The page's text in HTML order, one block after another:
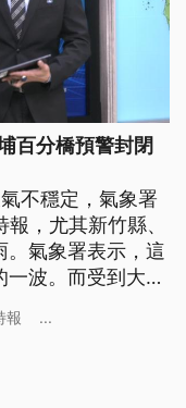
百分橋預警封閉
不穩定，氣象署
，尤其新竹縣、
。氣象署表示，這
波。而受到大雨
還因為淹水，導
報 ...